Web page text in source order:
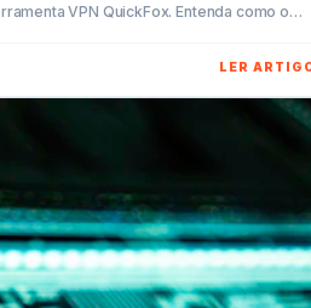
VPN QuickFox. Entenda como o
para proteger-se contra esse tipo de
LER